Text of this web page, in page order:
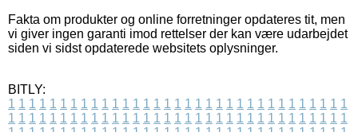
Fakta om produkter og online forretninger opdateres tit, men
vi giver ingen garanti imod rettelser der kan være udarbejdet
siden vi sidst opdaterede websitets oplysninger.
BITLY:
1 1 1 1 1 1 1 1 1 1 1 1 1 1 1 1 1 1 1 1 1 1 1 1 1 1 1 1 1 1 1 1 1
1 1 1 1 1 1 1 1 1 1 1 1 1 1 1 1 1 1 1 1 1 1 1 1 1 1 1 1 1 1 1 1 1